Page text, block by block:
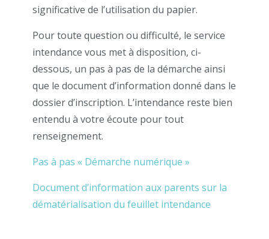
significative de l’utilisation du papier.
Pour toute question ou difficulté, le service
intendance vous met à disposition, ci-
dessous, un pas à pas de la démarche ainsi
que le document d’information donné dans le
dossier d’inscription. L’intendance reste bien
entendu à votre écoute pour tout
renseignement.
Pas à pas « Démarche numérique »
Document d’information aux parents sur la
dématérialisation du feuillet intendance